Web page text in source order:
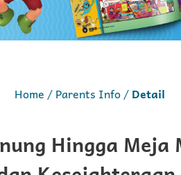
Home Parents Info Detail
Hingga Meja